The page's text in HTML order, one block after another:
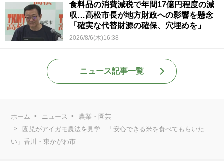
食料品の消費減税で年間17億円程度の減
収…高松市長が地方財政への影響を懸念
「確実な代替財源の確保、穴埋めを」
2026/8/6(木)16:38
ニュース記事一覧
ホーム ニュース
農業・園芸
園児がアイガモ農法を見学 「安心できる米を食べてもらいた
い」香川・東かがわ市